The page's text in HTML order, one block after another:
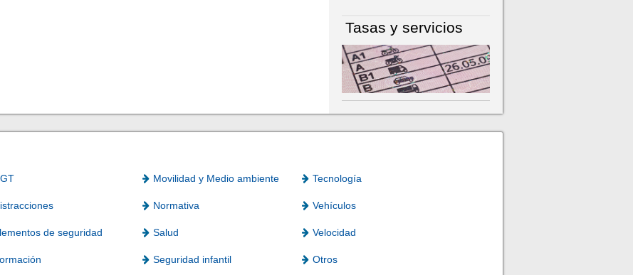
Tasas y servicios
Movilidad y Medio ambiente Tecnología
Normativa Vehículos
de seguridad Salud Velocidad
Seguridad infantil Otros